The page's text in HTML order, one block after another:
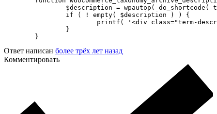
	}
Ответ написан более трёх лет назад
Комментировать